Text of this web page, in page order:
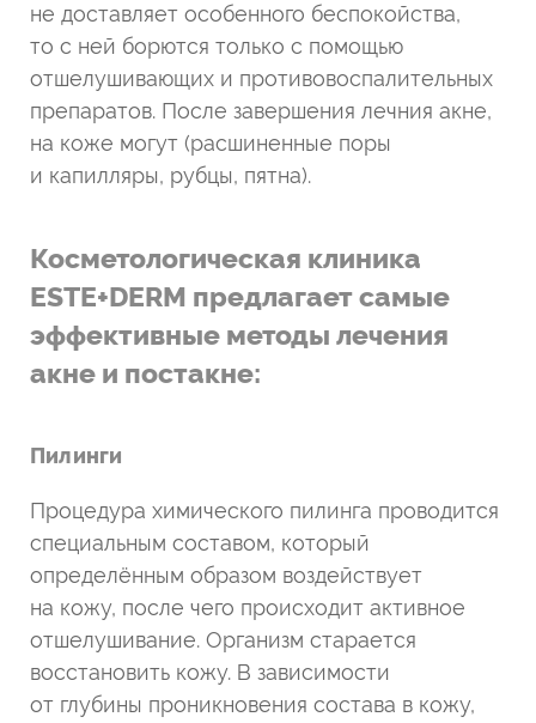
не доставляет особенного беспокойства,
то с ней борются только с помощью
отшелушивающих и противовоспалительных
препаратов. После завершения лечния акне,
на коже могут (расшиненные поры
и капилляры, рубцы, пятна).
Косметологическая клиника
ESTE+DERM предлагает самые
эффективные методы лечения
акне и постакне:
Пилинги
Процедура химического пилинга проводится
специальным составом, который
определённым образом воздействует
на кожу, после чего происходит активное
отшелушивание. Организм старается
восстановить кожу. В зависимости
от глубины проникновения состава в кожу,